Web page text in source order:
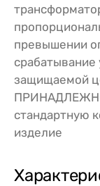
превышении
срабатывание
защищаемой
стандартную
изделие